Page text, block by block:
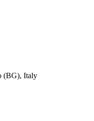
(BG), Italy